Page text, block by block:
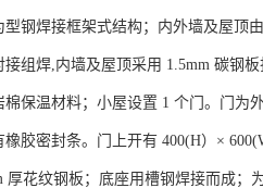
型钢焊接框架式结构；内外墙及屋顶
接组焊,内墙及屋顶采用 1.5mm 碳钢
棉保温材料；小屋设置 1 个门。门为
橡胶密封条。门上开有 400(H）×
厚花纹钢板；底座用槽钢焊接而成；